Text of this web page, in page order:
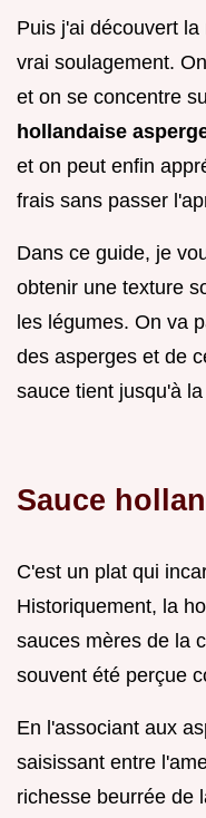
Puis j'ai découvert
vrai soulagement.
et on se concentre
hollandaise
et on peut enfin
frais sans passer
Dans ce guide, je
obtenir une texture
les légumes. On va
des asperges et de
sauce tient jusqu'à
Sauce
C'est un plat qui
Historiquement, la
sauces mères de la
souvent été perçue
En l'associant aux
saisissant entre
richesse beurrée de